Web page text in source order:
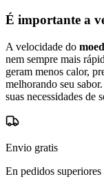
É importante a
A velocidade do
nem sempre mais
geram menos calor,
melhorando seu
suas necessidades de
Envio gratis
En pedidos superiores